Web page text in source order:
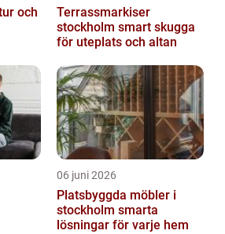
Terrassmarkiser
stockholm smart skugga
för uteplats och altan
06 juni 2026
Platsbyggda möbler i
stockholm smarta
lösningar för varje hem